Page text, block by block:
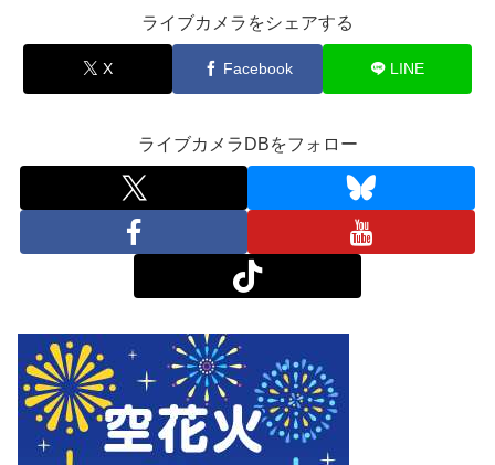
ライブカメラをシェアする
X Facebook LINE
ライブカメラDBをフォロー